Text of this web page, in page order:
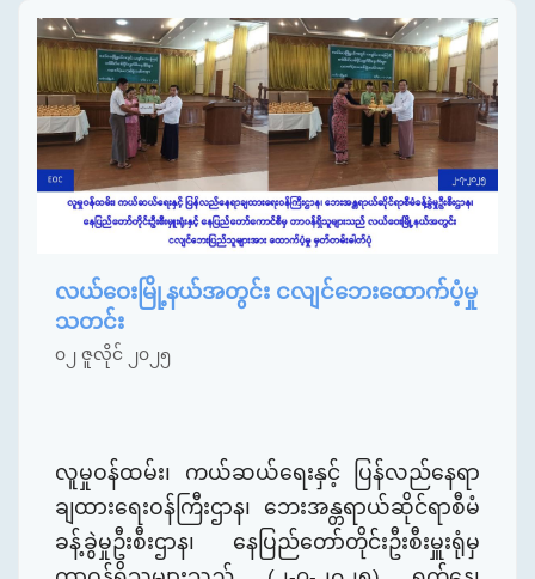
လယ်ဝေးမြို့နယ်အတွင်း ငလျင်ဘေးထောက်ပံ့မှု
သတင်း
၀၂ ဇူလိုင် ၂၀၂၅
လူမှုဝန်ထမ်း၊ ကယ်ဆယ်ရေးနှင့် ပြန်လည်နေရာ
ချထားရေးဝန်ကြီးဌာန၊ ဘေးအန္တရာယ်ဆိုင်ရာစီမံ
ခန့်ခွဲမှုဦးစီးဌာန၊ နေပြည်တော်တိုင်းဦးစီးမှူးရုံမှ